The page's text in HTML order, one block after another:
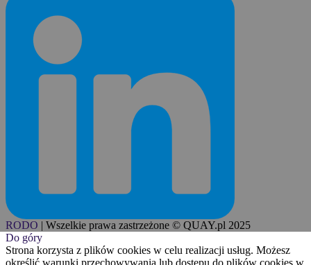
RODO | Wszelkie prawa zastrzeżone © QUAY.pl 2025
Do góry
Strona korzysta z plików cookies w celu realizacji usług. Możesz
określić warunki przechowywania lub dostępu do plików cookies w